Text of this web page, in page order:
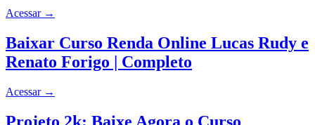
Acessar →
Baixar Curso Renda Online Lucas Rudy e
Renato Forigo | Completo
Acessar →
Projeto 2k: Baixe Agora o Curso